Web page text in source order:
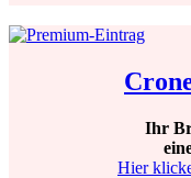
Ihr
Hier